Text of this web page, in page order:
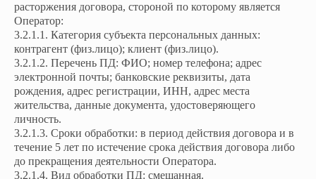
расторжения договора, стороной по которому является
Оператор:
3.2.1.1. Категория субъекта персональных данных:
контрагент (физ.лицо); клиент (физ.лицо).
3.2.1.2. Перечень ПД: ФИО; номер телефона; адрес
электронной почты; банковские реквизиты, дата
рождения, адрес регистрации, ИНН, адрес места
жительства, данные документа, удостоверяющего
личность.
3.2.1.3. Сроки обработки: в период действия договора и в
течение 5 лет по истечение срока действия договора либо
до прекращения деятельности Оператора.
3.2.1.4. Вид обработки ПД: смешанная.